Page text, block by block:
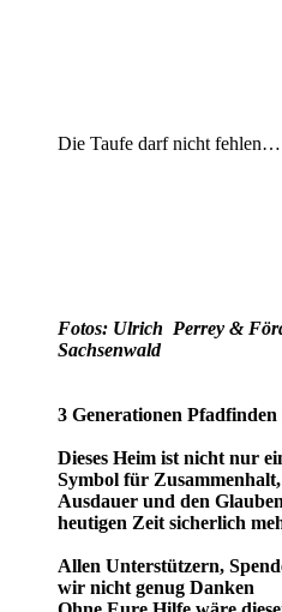
Die Taufe darf nicht fehlen…
Fotos: Ulrich Perrey &
Sachsenwald
3 Generationen
Dieses Heim ist nicht nur
Symbol für Zusammenhalt,
Ausdauer und den
heutigen Zeit sicherlich
Allen Unterstützern,
wir nicht genug Danken